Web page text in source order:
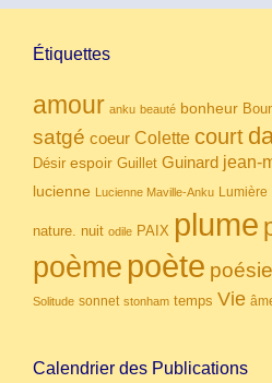
Étiquettes
amour anku beauté bonheur
satgé coeur Colette court
Désir espoir Guillet Guinard jean-
lucienne Lucienne Maville-Anku Lumière
nature. nuit odile PAIX plume
poème poète poésie
Solitude sonnet stonham temps Vie
Calendrier des Publications